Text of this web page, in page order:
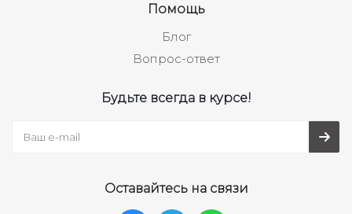
Помощь
Блог
Вопрос-ответ
Будьте всегда в курсе!
Оставайтесь на связи